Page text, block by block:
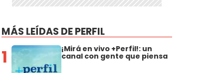
MÁS LEÍDAS DE PERFIL
1 ¡Mirá en vivo +Perfil!: un
canal con gente que piensa